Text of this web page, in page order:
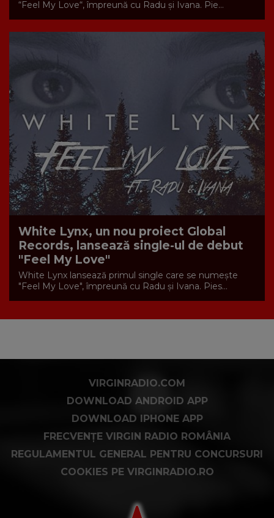
“Feel My Love“, împreună cu Radu și Ivana. Pie...
White Lynx, un nou proiect Global
Records, lansează single-ul de debut
"Feel My Love"
White Lynx lansează primul single care se numește
"Feel My Love", împreună cu Radu și Ivana. Pies...
VIRGINRADIO.COM
DOWNLOAD ANDROID APP
DOWNLOAD IPHONE APP
FRECVENȚE VIRGIN RADIO ROMÂNIA
REGULAMENTUL GENERAL PENTRU CONCURSURI
COOKIES PE VIRGINRADIO.RO